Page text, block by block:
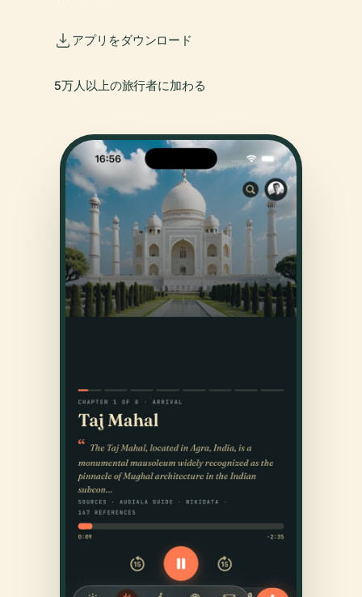
アプリをダウンロード
5万人以上の旅行者に加わる